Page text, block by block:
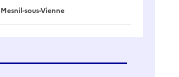
Mesnil-sous-Vienne